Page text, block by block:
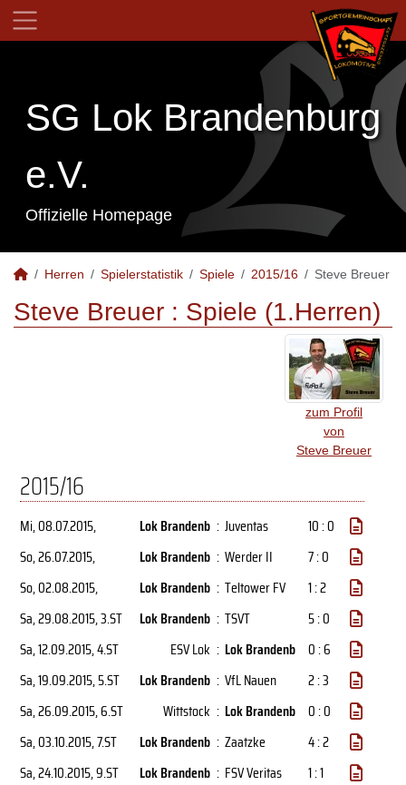
SG Lok Brandenburg
e.V.
Offizielle Homepage
Herren Spielerstatistik Spiele 2015/16 Steve Breuer
Steve Breuer : Spiele (1.Herren)
zum Profil
von
Steve Breuer
2015/16
Mi, 08.07.2015, Lok Brandenb : Juventas
10 : 0
So, 26.07.2015, Lok Brandenb : Werder II
7 : 0
So, 02.08.2015, Lok Brandenb : Teltower FV
1 : 2
Sa, 29.08.2015, 3.ST Lok Brandenb : TSVT
5 : 0
Sa, 12.09.2015, 4.ST ESV Lok : Lok Brandenb 0 : 6
Sa, 19.09.2015, 5.ST Lok Brandenb : VfL Nauen
2 : 3
Sa, 26.09.2015, 6.ST Wittstock : Lok Brandenb 0 : 0
Sa, 03.10.2015, 7.ST Lok Brandenb : Zaatzke
4 : 2
Sa, 24.10.2015, 9.ST Lok Brandenb : FSV Veritas
1 : 1